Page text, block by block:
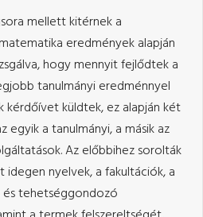
mellett kitérnek a
eredmények alapján
hogy mennyit fejlődtek a
tanulmányi eredménnyel
kérdőívet küldtek, ez alapján két
a tanulmányi, a másik az
Az előbbihez sorolták
nyelvek, a fakultációk, a
és tehetséggondozó